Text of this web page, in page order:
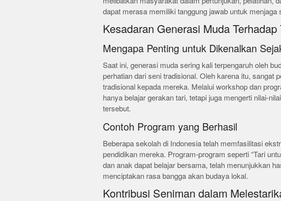
dapat merasa memiliki tanggung jawab untuk menjaga
Kesadaran Generasi Muda Terhadap
Mengapa Penting untuk Dikenalkan
Saat ini, generasi muda sering kali terpengaruh oleh
perhatian dari seni tradisional. Oleh karena itu, sangat
tradisional kepada mereka. Melalui workshop dan
hanya belajar gerakan tari, tetapi juga mengerti nilai-
tersebut.
Contoh Program yang Berhasil
Beberapa sekolah di Indonesia telah memfasilitasi
pendidikan mereka. Program-program seperti “Tari
dan anak dapat belajar bersama, telah menunjukkan
menciptakan rasa bangga akan budaya lokal.
Kontribusi Seniman dalam